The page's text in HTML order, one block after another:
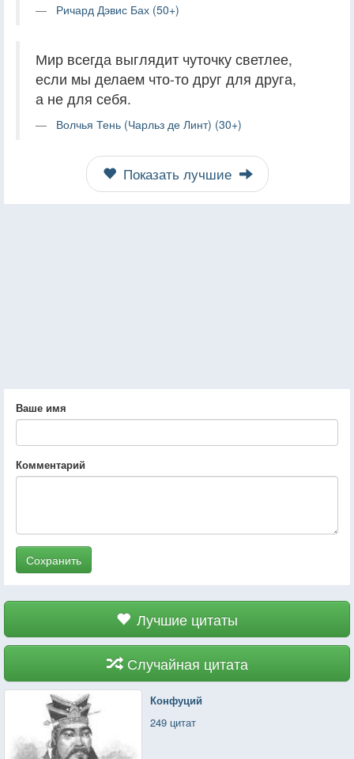
Ричард Дэвис Бах (50+)
Мир всегда выглядит чуточку светлее,
если мы делаем что-то друг для друга,
а не для себя.
Волчья Тень (Чарльз де Линт) (30+)
Показать лучшие
Ваше имя
Комментарий
Сохранить
Лучшие цитаты
Случайная цитата
Конфуций
249 цитат